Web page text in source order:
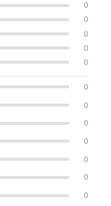
0
0
0
0
0
0
0
0
0
0
0
0